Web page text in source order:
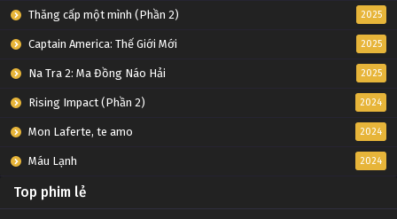
Thăng cấp một mình (Phần 2) 2025
Captain America: Thế Giới Mới 2025
Na Tra 2: Ma Đồng Náo Hải 2025
Rising Impact (Phần 2) 2024
Mon Laferte, te amo 2024
Máu Lạnh 2024
Top phim lẻ